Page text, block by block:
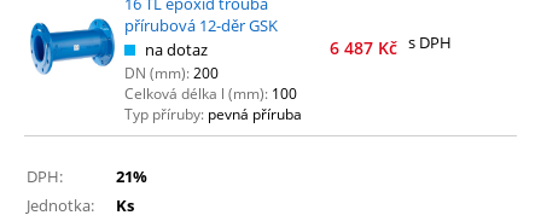
přírubová 12-děr GSK
na dotaz
DN (mm):200
Celková délka l (mm): 100
Typ příruby: pevná příruba
6 487 Kč s DPH
DPH:
21%
Jednotka:
Ks